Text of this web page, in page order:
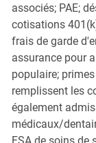
associés; PAE;
cotisations
frais de garde
assurance pour
populaire;
remplissent les
également
médicaux/
FSA de soins de